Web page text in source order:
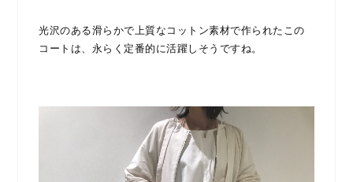
光沢のある滑らかで上質なコットン素材で作られたこの
コートは、永らく定番的に活躍しそうですね。